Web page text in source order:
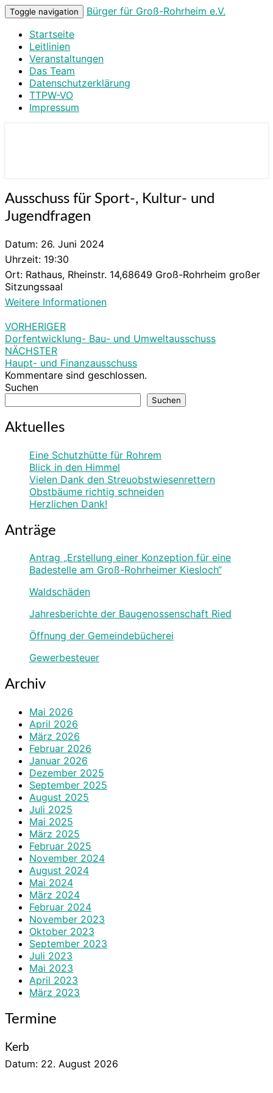
Toggle navigation
Bürger für Groß-Rohrheim e.V.
Startseite
Leitlinien
Veranstaltungen
Das Team
Datenschutzerklärung
TTPW-VO
Impressum
Ausschuss
für
Sport-,
und
Jugendfragen
Ausschuss für Sport-, Kultur- und
Jugendfragen
Datum: 26. Juni 2024
Uhrzeit: 19:30
Ort: Rathaus, Rheinstr. 14,68649 Groß-Rohrheim großer
Sitzungssaal
Weitere Informationen
Beitragsnavigation
VORHERIGER
Dorfentwicklung- Bau- und Umweltausschuss
NÄCHSTER
Haupt- und Finanzausschuss
Kommentare sind geschlossen.
Suchen
Suchen
Aktuelles
Eine Schutzhütte für Rohrem
Blick in den Himmel
Vielen Dank den Streuobstwiesenrettern
Obstbäume richtig schneiden
Herzlichen Dank!
Anträge
Antrag „Erstellung einer Konzeption für eine
Badestelle am Groß-Rohrheimer Kiesloch“
Waldschäden
Jahresberichte der Baugenossenschaft Ried
Öffnung der Gemeindebücherei
Gewerbesteuer
Archiv
Mai 2026
April 2026
März 2026
Februar 2026
Januar 2026
Dezember 2025
September 2025
August 2025
Juli 2025
Mai 2025
März 2025
Februar 2025
November 2024
August 2024
Mai 2024
März 2024
Februar 2024
November 2023
Oktober 2023
September 2023
Juli 2023
Mai 2023
April 2023
März 2023
Termine
Kerb
Datum: 22. August 2026